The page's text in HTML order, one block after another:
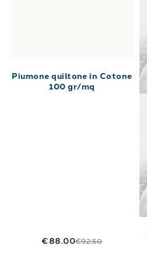
Piumone quiltone in Cotone
100 gr/mq
€88.00€92.50